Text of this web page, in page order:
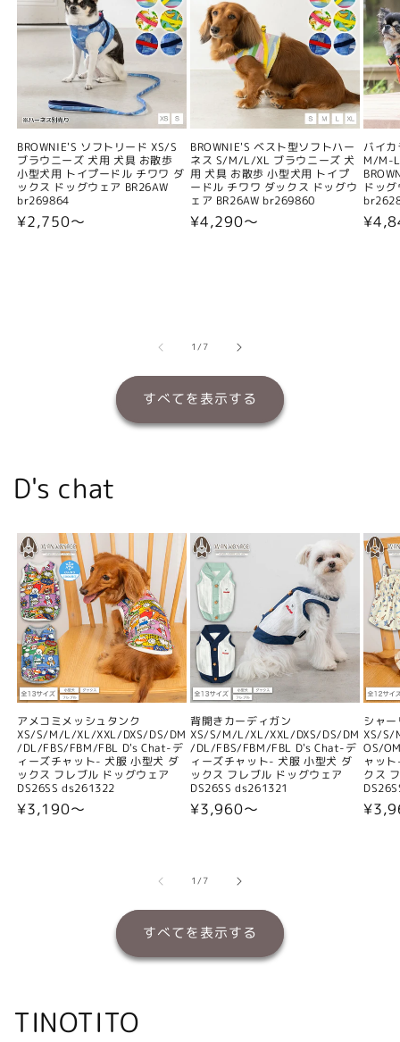
BROWNIE'S ソフトリード XS/S
ブラウニーズ 犬用 犬具 お散歩
小型犬用 トイプードル チワワ ダ
ックス ドッグウェア BR26AW
br269864
通
¥2,750〜
BROWNIE'S ベスト型ソフトハー
ネス S/M/L/XL ブラウニーズ 犬
用 犬具 お散歩 小型犬用 トイプ
ードル チワワ ダックス ドッグウ
ェア BR26AW br269860
通
¥4,290〜
バイ
M/M-
ドッ
通
1/の
7
すべてを表示する
D's chat
アメコミメッシュタンク
XS/S/M/L/XL/XXL/DXS/DS/DM
/DL/FBS/FBM/FBL D's Chat-デ
ィーズチャット- 犬服 小型犬 ダ
ックス フレブル ドッグウェア
DS26SS ds261322
通
¥3,190〜
背開きカーディガン
XS/S/M/L/XL/XXL/DXS/DS/DM
/DL/FBS/FBM/FBL D's Chat-デ
ィーズチャット- 犬服 小型犬 ダ
ックス フレブル ドッグウェア
DS26SS ds261321
通
¥3,960〜
シャ
XS/
OS/
ャッ
クス
通
1/の
7
すべてを表示する
TINOTITO